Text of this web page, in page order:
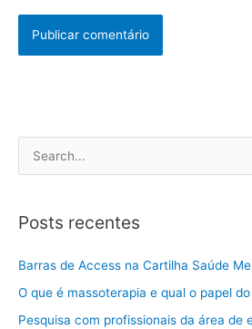
q
u
Posts recentes
Barras de Access na Cartilha Saúde
O que é massoterapia e qual o papel
Pesquisa com profissionais da área de